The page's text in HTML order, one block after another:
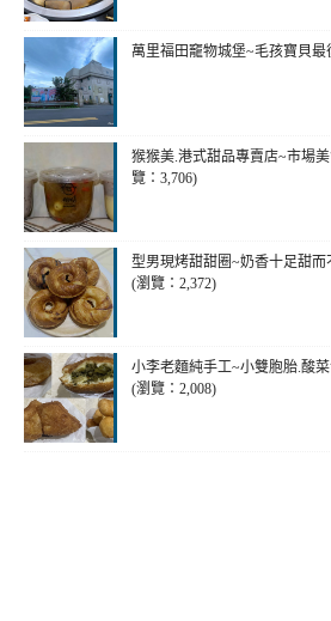
萬里福田竉物城堡~毛孩寶貝最
猴猴美.港式甜品專賣店~市場
覽：3,706)
型男現烤甜甜圈~奶香十足甜
(瀏覽：2,372)
小李老麵純手工~小雙胞胎.酸
(瀏覽：2,008)